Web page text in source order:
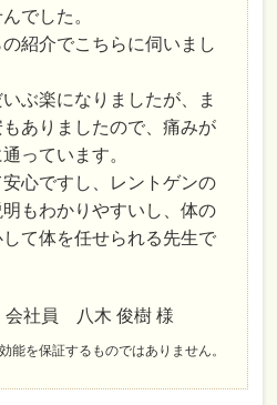
でした。
紹介でこちらに伺いまし
ぶ楽になりましたが、ま
ありましたので、痛みが
っています。
心ですし、レントゲンの
もわかりやすいし、体の
て体を任せられる先生で
社員 八木 俊樹 様
を保証するものではありません。